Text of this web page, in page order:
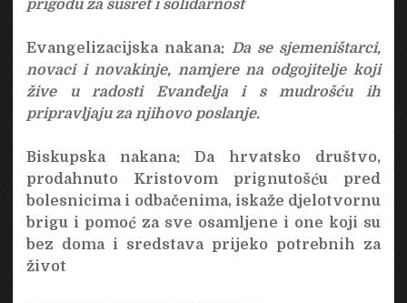
prigodu za susret i solidarnost
Evangelizacijska nakana: Da se sjemeništarci,
novaci i novakinje, namjere na odgojitelje koji
žive u radosti Evanđelja i s mudrošću ih
pripravljaju za njihovo poslanje.
Biskupska nakana: Da hrvatsko društvo,
prodahnuto Kristovom prignutošću pred
bolesnicima i odbačenima, iskaže djelotvornu
brigu i pomoć za sve osamljene i one koji su
bez doma i sredstava prijeko potrebnih za
život